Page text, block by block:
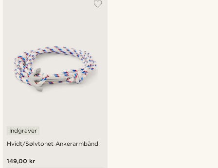
Hvidt/Sølvtonet Ankerarmbånd
Indgraver
149,00 kr